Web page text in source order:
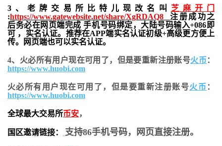
3、老牌交易所比特儿现改名叫 芝麻开门
:https://www.gatewebsite.net/share/XgRDAQ8
注册成功之
后务必在网页端完成 手机号码绑定，大陆号码输入+086即
可 ，实名认证。推荐在APP端实名认证初级+高级更方便上
传。网页端也可以实名认证。
4、火必所有用户现在可用了，但是要重新注册账号火币 ：
https://www.huobi.com
火必所有用户现在可用了，但是要重新注册账号火币 ：
https://www.huobi.com
全球最大交易所币安，
国区邀请链接： 支持86手机号码，网页直接注册。